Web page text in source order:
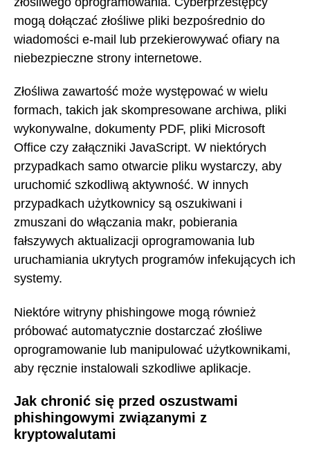
mogą dołączać złośliwe pliki bezpośrednio do
wiadomości e-mail lub przekierowywać ofiary na
niebezpieczne strony internetowe.
Złośliwa zawartość może występować w wielu
formach, takich jak skompresowane archiwa, pliki
wykonywalne, dokumenty PDF, pliki Microsoft
Office czy załączniki JavaScript. W niektórych
przypadkach samo otwarcie pliku wystarczy, aby
uruchomić szkodliwą aktywność. W innych
przypadkach użytkownicy są oszukiwani i
zmuszani do włączania makr, pobierania
fałszywych aktualizacji oprogramowania lub
uruchamiania ukrytych programów infekujących ich
systemy.
Niektóre witryny phishingowe mogą również
próbować automatycznie dostarczać złośliwe
oprogramowanie lub manipulować użytkownikami,
aby ręcznie instalowali szkodliwe aplikacje.
Jak chronić się przed oszustwami
phishingowymi związanymi z
kryptowalutami